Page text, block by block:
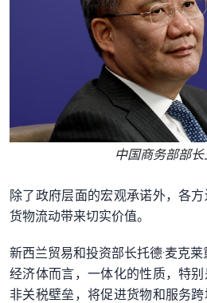
中国商务部部
除了政府层面的宏观承诺外，各
货物流动带来切实价值。
新西兰贸易和投资部长托德·麦克
经济体而言，一体化的性质，特
非关税壁垒，将促进货物和服务